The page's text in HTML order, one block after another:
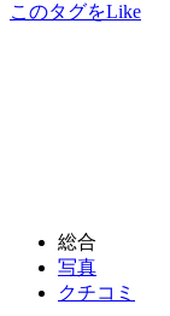
このタグをLike
総合
写真
クチコミ